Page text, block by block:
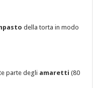
della torta in modo
parte degli amaretti (80